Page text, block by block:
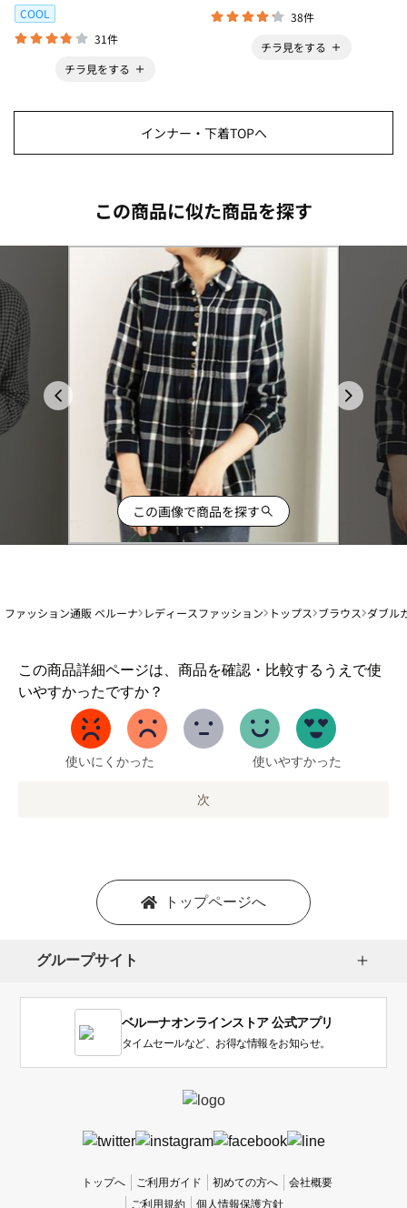
COOL
31件
チラ見をする
38件
チラ見をする
インナー・下着TOPへ
この商品に似た商品を探す
この画像で商品を探す
ファッション通販 ベルーナ レディースファッション トップス ブラウス ダブル
この商品詳細ページは、商品を確認・比較するうえで使
いやすかったですか？
1
か
い
使いにくかった 使いやすかった
次
トップページへ
グループサイト
ベルーナオンラインストア 公式アプリ
タイムセールなど、お得な情報をお知らせ。
トップへ ご利用ガイド 初めての方へ
会社概要
ご利用規約
個人情報保護方針